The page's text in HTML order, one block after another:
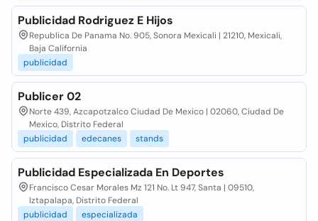
Publicidad Rodriguez E Hijos
Republica De Panama No. 905, Sonora Mexicali | 21210, Mexicali,
Baja California
publicidad
Publicer 02
Norte 439, Azcapotzalco Ciudad De Mexico | 02060, Ciudad De
Mexico, Distrito Federal
publicidad
edecanes stands
Publicidad Especializada En Deportes
Francisco Cesar Morales Mz 121 No. Lt 947, Santa | 09510,
Iztapalapa, Distrito Federal
publicidad
especializada